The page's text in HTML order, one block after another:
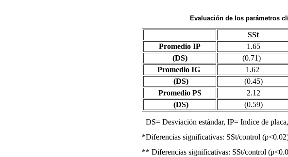
Evaluación de los parámetros
SSt
Promedio IP
1.65
(DS)
(0.71)
Promedio IG
1.62
(DS)
(0.45)
Promedio PS
2.12
(DS)
(0.59)
DS= Desviación estándar, IP= Indice de
*Diferencias significativas: SSt/control
** Diferencias significativas: SSt/control